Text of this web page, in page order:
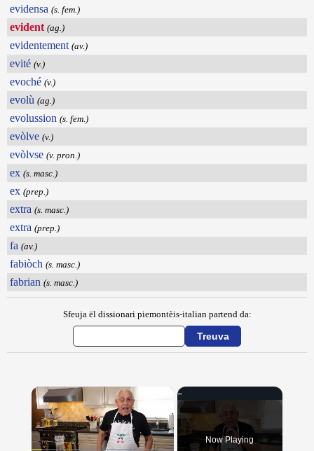
evidensa (s. fem.)
evident (ag.)
evidentement (av.)
evité (v.)
evoché (v.)
evolù (ag.)
evolussion (s. fem.)
evòlve (v.)
evòlvse (v. pron.)
ex (s. masc.)
ex (prep.)
extra (s. masc.)
extra (prep.)
fa (av.)
fabiòch (s. masc.)
fabrian (s. masc.)
Sfeuja ël dissionari piemontèis-italian partend da:
Now Playing